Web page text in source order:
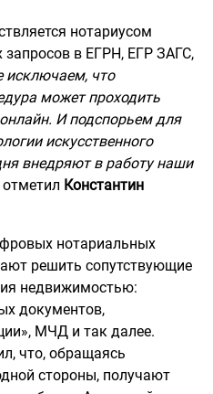
нотариусом
в ЕГРН, ЕГР ЗАГС,
исключаем, что
может проходить
И подспорьем для
искусственного
внедряют в работу наши
Константин
нотариальных
решить сопутствующие
недвижимостью:
документов,
МЧД и так далее.
что, обращаясь
стороны, получают